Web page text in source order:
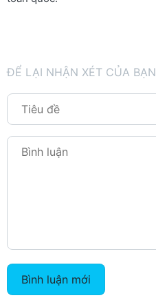
ĐỂ LẠI NHẬN XÉT CỦA BẠN
Bình luận mới